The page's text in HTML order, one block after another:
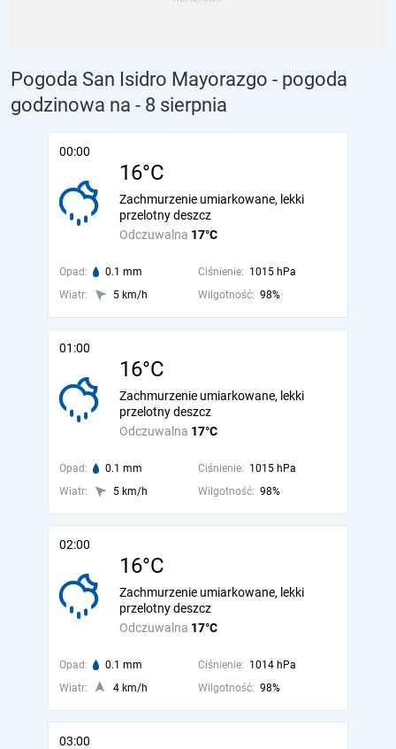
Pogoda San Isidro Mayorazgo - pogoda
godzinowa na - 8 sierpnia
00:00
16°C
Odczuwalna 17°C
Zachmurzenie umiarkowane, lekki
przelotny deszcz
Opad: 0.1 mm Ciśnienie: 1015 hPa
Wiatr:
5 km/h Wilgotność: 98%
01:00
16°C
Odczuwalna 17°C
Zachmurzenie umiarkowane, lekki
przelotny deszcz
Opad: 0.1 mm Ciśnienie: 1015 hPa
Wiatr:
5 km/h Wilgotność: 98%
02:00
16°C
Odczuwalna 17°C
Zachmurzenie umiarkowane, lekki
przelotny deszcz
Opad: 0.1 mm Ciśnienie: 1014 hPa
Wiatr:
4 km/h Wilgotność: 98%
03:00